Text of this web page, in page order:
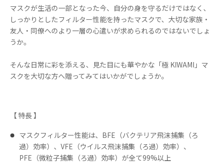
マスクが生活の一部となった今、自分の身を守るだけではなく、
しっかりとしたフィルター性能を持ったマスクで、大切な家族・
友人・同僚へのより一層の心遣いが求められるのではないでしょ
うか。
そんな日常に彩を添える、見た目にも華やかな「極 KIWAMI」マ
スクを大切な方へ贈ってみてはいかがでしょうか。
【 特長 】
​マスクフィルター性能は、BFE（バクテリア⾶沫捕集（ろ
過）効率）、VFE（ウイルス⾶沫捕集（ろ過）効率）、
PFE（微粒⼦捕集（ろ過）効率）が全て99%以上